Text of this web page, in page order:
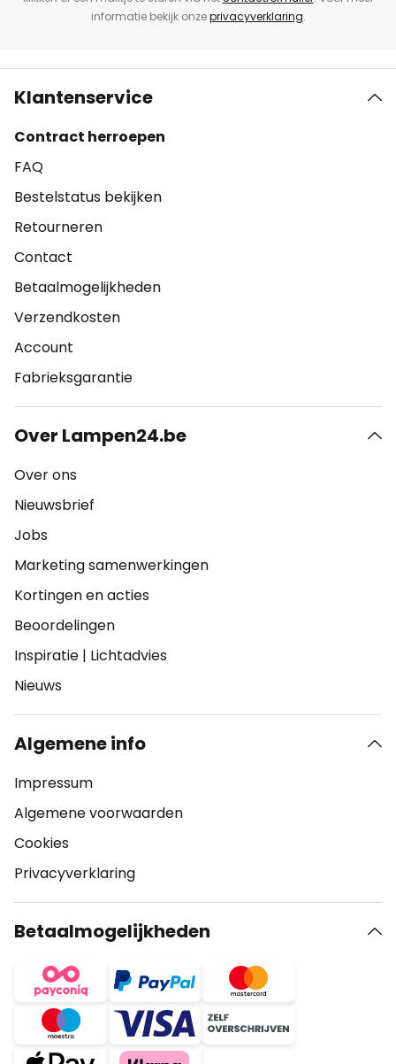
informatie bekijk onzeprivacyverklaring.
Klantenservice
Contract herroepen
FAQ
Bestelstatus bekijken
Retourneren
Contact
Betaalmogelijkheden
Verzendkosten
Account
Fabrieksgarantie
Over Lampen24.be
Over ons
Nieuwsbrief
Jobs
Marketing samenwerkingen
Kortingen en acties
Beoordelingen
Inspiratie | Lichtadvies
Nieuws
Algemene info
Impressum
Algemene voorwaarden
Cookies
Privacyverklaring
Betaalmogelijkheden